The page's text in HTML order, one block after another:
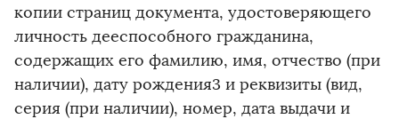
копии страниц документа, удостоверяющего
личность дееспособного гражданина,
содержащих его фамилию, имя, отчество (при
наличии), дату рождения3 и реквизиты (вид,
серия (при наличии), номер, дата выдачи и